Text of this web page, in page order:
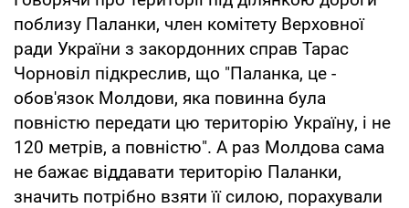
поблизу Паланки, член комітету Верховної
ради України з закордонних справ Тарас
Чорновіл підкреслив, що "Паланка, це -
обов'язок Молдови, яка повинна була
повністю передати цю територію Україну, і не
120 метрів, а повністю". А раз Молдова сама
не бажає віддавати територію Паланки,
значить потрібно взяти її силою, порахували